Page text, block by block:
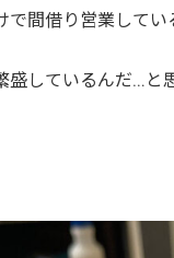
で間借り営業してい
盛しているんだ…と